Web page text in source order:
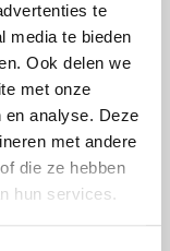
te
media te bieden
Ook delen we
met onze
analyse. Deze
met andere
die ze hebben
hun services.